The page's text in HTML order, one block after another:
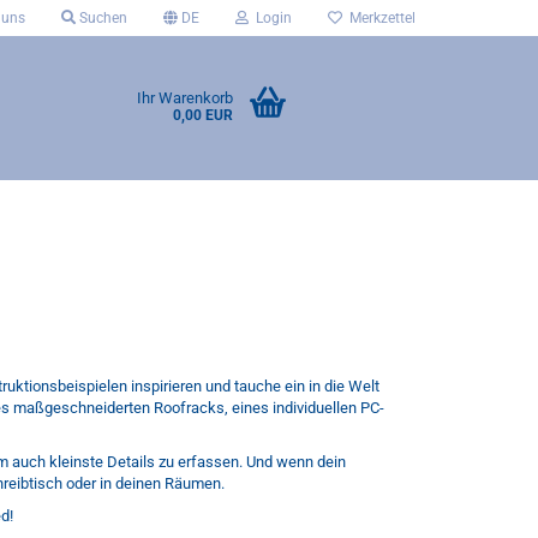
Suchen DE Login Merkzettel
Ihr Warenkorb
0,00 EUR
inspirieren und tauche ein in die Welt
maßgeschneiderten Roofracks, eines individuellen PC-
auch kleinste Details zu erfassen. Und wenn dein
oder in deinen Räumen.